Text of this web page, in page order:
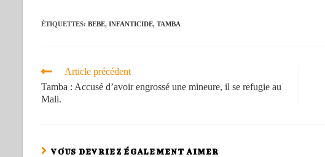
ÉTIQUETTES: BEBE, INFANTICIDE, TAMBA
Article précédent
Tamba : Accusé d’avoir engrossé une mineure, il se refugie au
Mali.
VOUS DEVRIEZ ÉGALEMENT AIMER